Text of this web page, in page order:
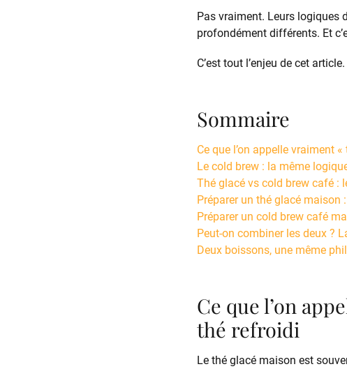
Pas vraiment. Leurs logiques
profondément différents. Et
C’est tout l’enjeu de cet article.
Sommaire
Ce que l’on appelle vraiment
Le cold brew : la même
Thé glacé vs cold brew café :
Préparer un thé glacé
Préparer un cold brew café
Peut-on combiner les deux ?
Deux boissons, une même
Ce que l’on
thé refroidi
Le thé glacé maison est